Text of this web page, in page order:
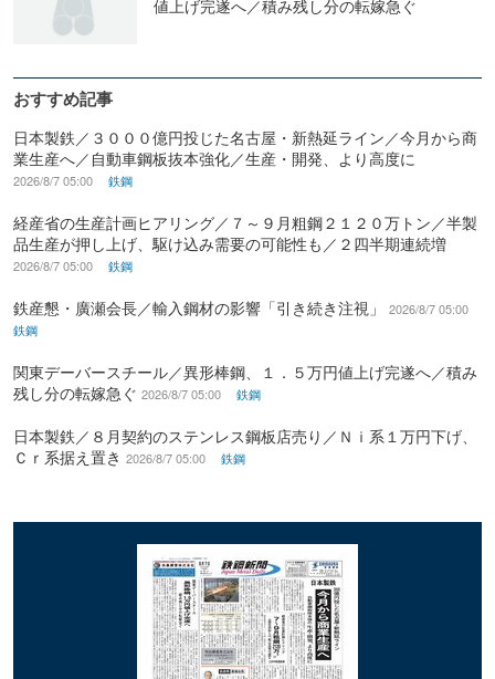
値上げ完遂へ／積み残し分の転嫁急ぐ
おすすめ記事
日本製鉄／３０００億円投じた名古屋・新熱延ライン／今月から商
業生産へ／自動車鋼板抜本強化／生産・開発、より高度に
2026/8/7 05:00 鉄鋼
経産省の生産計画ヒアリング／７～９月粗鋼２１２０万トン／半製
品生産が押し上げ、駆け込み需要の可能性も／２四半期連続増
2026/8/7 05:00 鉄鋼
鉄産懇・廣瀬会長／輸入鋼材の影響「引き続き注視」
2026/8/7 05:00
鉄鋼
関東デーバースチール／異形棒鋼、１．５万円値上げ完遂へ／積み
残し分の転嫁急ぐ 2026/8/7 05:00 鉄鋼
日本製鉄／８月契約のステンレス鋼板店売り／Ｎｉ系１万円下げ、
Ｃｒ系据え置き 2026/8/7 05:00 鉄鋼